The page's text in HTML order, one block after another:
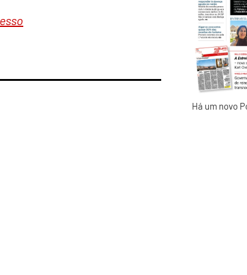
Há um novo